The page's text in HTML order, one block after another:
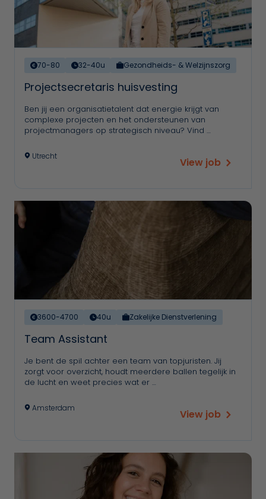
70-80 32-40u Gezondheids- & Welzijnszorg
Projectsecretaris huisvesting
Ben jij een organisatietalent dat energie krijgt van
complexe projecten en het ondersteunen van
projectmanagers op strategisch niveau? Vind …
Utrecht View job
3600-4700 40u Zakelijke Dienstverlening
Team Assistant
Je bent de spil achter een team van topjuristen. Jij
zorgt voor overzicht, houdt meerdere ballen tegelijk in
de lucht en weet precies wat er …
Amsterdam View job